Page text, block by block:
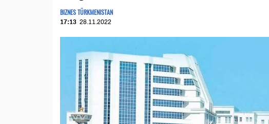
BIZNES TÜRKMENISTAN
17:13 28.11.2022